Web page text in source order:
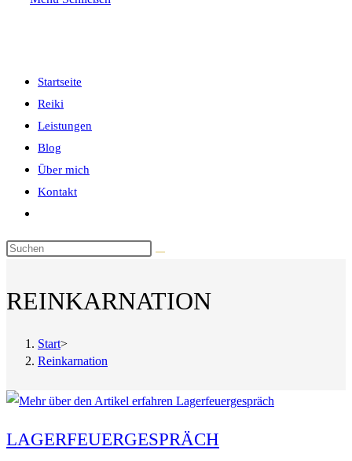
umschalten
Startseite
Reiki
Leistungen
Blog
Über mich
Kontakt
umschalten
Diese
durchsuchen
REINKARNATION
Start>
Reinkarnation
LAGERFEUERGESPRÄCH